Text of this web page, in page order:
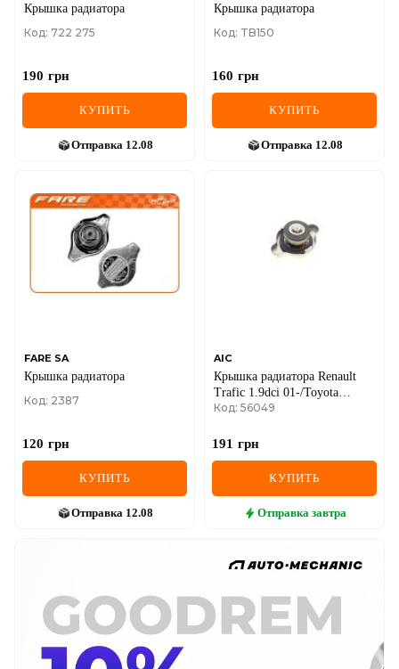
Крышка радиатора
Код: 722 275
190 грн
КУПИТЬ
Отправка 12.08
Крышка радиатора
Код: TB150
160 грн
КУПИТЬ
Отправка 12.08
FARE SA
Крышка радиатора
Код: 2387
120 грн
КУПИТЬ
Отправка 12.08
AIC
Крышка радиатора Renault
Trafic 1.9dci 01-/Toyota
Corolla/Mazda 323/Mitsubishi
Код: 56049
191 грн
КУПИТЬ
Отправка завтра